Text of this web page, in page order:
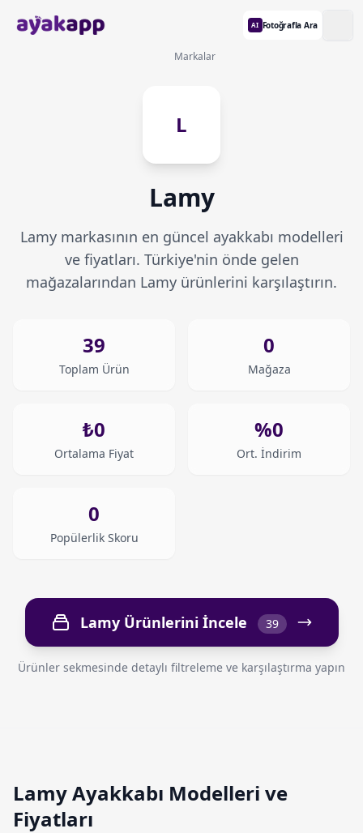
AI Fotoğrafla Ara
Markalar
L
Lamy
Lamy markasının en güncel ayakkabı modelleri
ve fiyatları. Türkiye'nin önde gelen
mağazalarından Lamy ürünlerini karşılaştırın.
39
Toplam Ürün
0
Mağaza
₺0
Ortalama Fiyat
%0
Ort. İndirim
0
Popülerlik Skoru
Lamy Ürünlerini İncele 39
Ürünler sekmesinde detaylı filtreleme ve karşılaştırma yapın
Lamy Ayakkabı Modelleri ve
Fiyatları